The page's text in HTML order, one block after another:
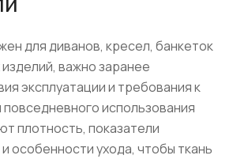
для диванов, кресел, банкеток
изделий, важно заранее
эксплуатации и требования к
использования
плотность, показатели
особенности ухода, чтобы ткань